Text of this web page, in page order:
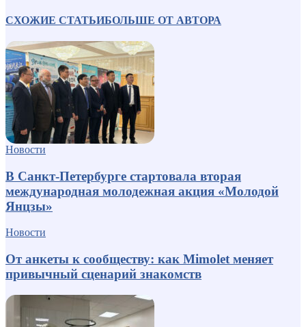
СХОЖИЕ СТАТЬИБОЛЬШЕ ОТ АВТОРА
Новости
В Санкт-Петербурге стартовала вторая
международная молодежная акция «Молодой
Янцзы»
Новости
От анкеты к сообществу: как Mimolet меняет
привычный сценарий знакомств